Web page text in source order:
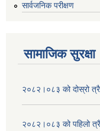
सार्वजनिक परीक्षण
सामाजिक सुरक्षा
२०८२।०८३ को दोस्रो
२०८२।०८३ को पहिलो